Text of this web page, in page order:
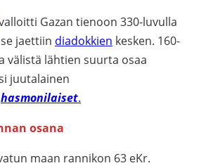
Gazan tienoon 330-luvulla
jaettiin diadokkien kesken. 160-
välistä lähtien suurta osaa
juutalainen
hasmonilaiset.
osana
maan rannikon 63 eKr.